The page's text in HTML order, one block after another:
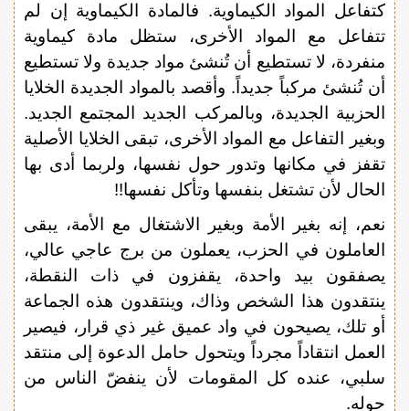
كتفاعل المواد الكيماوية. فالمادة الكيماوية إن لم
تتفاعل مع المواد الأخرى، ستظل مادة كيماوية
منفردة، لا تستطيع أن تُنشئ مواد جديدة ولا تستطيع
أن تُنشئ مركباً جديداً. وأقصد بالمواد الجديدة الخلايا
الحزبية الجديدة، وبالمركب الجديد المجتمع الجديد.
وبغير التفاعل مع المواد الأخرى، تبقى الخلايا الأصلية
تقفز في مكانها وتدور حول نفسها، ولربما أدى بها
الحال لأن تشتغل بنفسها وتأكل نفسها!!
نعم، إنه بغير الأمة وبغير الاشتغال مع الأمة، يبقى
العاملون في الحزب، يعملون من برج عاجي عالي،
يصفقون بيد واحدة، يقفزون في ذات النقطة،
ينتقدون هذا الشخص وذاك، وينتقدون هذه الجماعة
أو تلك، يصيحون في واد عميق غير ذي قرار، فيصير
العمل انتقاداً مجرداً ويتحول حامل الدعوة إلى منتقد
سلبي، عنده كل المقومات لأن ينفضّ الناس من
حوله.